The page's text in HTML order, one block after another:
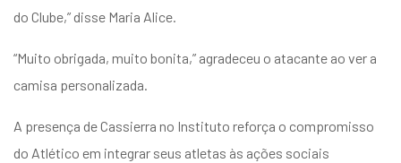
do Clube,” disse Maria Alice.
“Muito obrigada, muito bonita,” agradeceu o atacante ao ver a
camisa personalizada.
A presença de Cassierra no Instituto reforça o compromisso
do Atlético em integrar seus atletas às ações sociais